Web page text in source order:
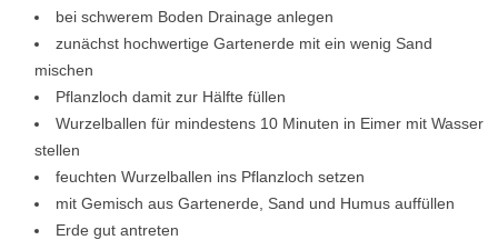
bei schwerem Boden Drainage anlegen
zunächst hochwertige Gartenerde mit ein wenig Sand
mischen
Pflanzloch damit zur Hälfte füllen
Wurzelballen für mindestens 10 Minuten in Eimer mit Wasser
stellen
feuchten Wurzelballen ins Pflanzloch setzen
mit Gemisch aus Gartenerde, Sand und Humus auffüllen
Erde gut antreten